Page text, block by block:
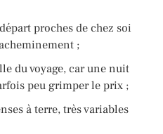
proches de chez soi
;
du voyage, car une nuit
peu grimper le prix ;
à terre, très variables